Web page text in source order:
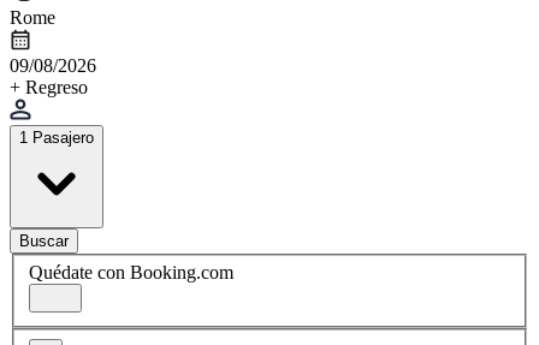
Rome
09/08/2026
+ Regreso
1 Pasajero
Buscar
Quédate con Booking.com